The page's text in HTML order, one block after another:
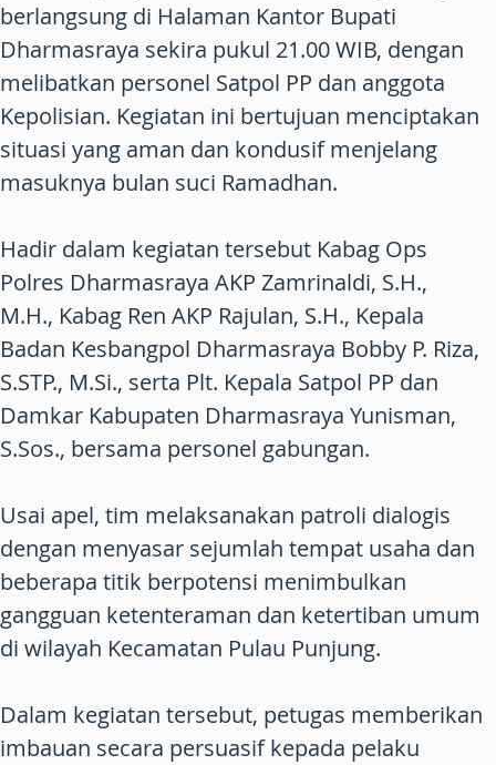
berlangsung di Halaman Kantor Bupati
Dharmasraya sekira pukul 21.00 WIB, dengan
melibatkan personel Satpol PP dan anggota
Kepolisian. Kegiatan ini bertujuan menciptakan
situasi yang aman dan kondusif menjelang
masuknya bulan suci Ramadhan.
Hadir dalam kegiatan tersebut Kabag Ops
Polres Dharmasraya AKP Zamrinaldi, S.H.,
M.H., Kabag Ren AKP Rajulan, S.H., Kepala
Badan Kesbangpol Dharmasraya Bobby P. Riza,
S.STP., M.Si., serta Plt. Kepala Satpol PP dan
Damkar Kabupaten Dharmasraya Yunisman,
S.Sos., bersama personel gabungan.
Usai apel, tim melaksanakan patroli dialogis
dengan menyasar sejumlah tempat usaha dan
beberapa titik berpotensi menimbulkan
gangguan ketenteraman dan ketertiban umum
di wilayah Kecamatan Pulau Punjung.
Dalam kegiatan tersebut, petugas memberikan
imbauan secara persuasif kepada pelaku